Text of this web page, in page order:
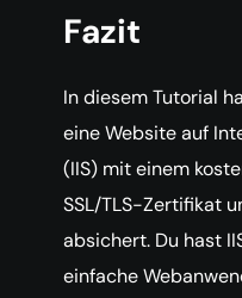
Fazit
In diesem Tutorial
eine Website auf
(IIS) mit einem
SSL/TLS-Zertifikat
absichert. Du hast
einfache